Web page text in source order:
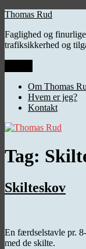
Videre
indhold
Thomas Rud
Faglighed og
trafiksikkerhed og
Om Thomas
Hvem er jeg?
Kontakt
Tag:
Skilteskov
En færdselstavle pr.
med de skilte.